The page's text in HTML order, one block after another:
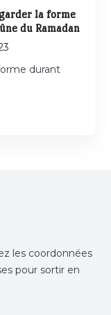
la forme
du Ramadan
durant
les coordonnées
pour sortir en